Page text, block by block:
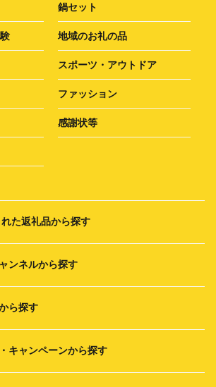
鍋セット
地域のお礼の品
スポーツ・アウトドア
ファッション
感謝状等
た返礼品から探す
ンネルから探す
ら探す
キャンペーンから探す